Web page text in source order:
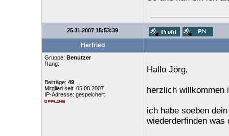
25.11.2007 15:53:39
Herfried
Gruppe: Benutzer
Rang:
Beiträge: 49
Mitglied seit: 05.08.2007
IP-Adresse: gespeichert
Hallo Jörg,
herzlich willkommen
ich habe soeben
wiederderfinden was